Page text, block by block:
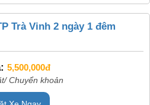
Trà Vinh 2 ngày 1 đêm
5,500,000đ
Chuyển khoản